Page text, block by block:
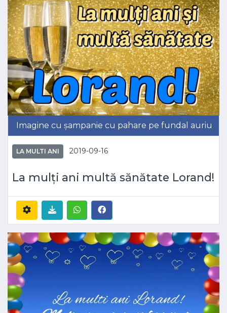
Imagine cu șampanie cu pahare pe fundal auriu
LA MULTI ANI 2019-09-16
La mulți ani multă sănătate Lorand!